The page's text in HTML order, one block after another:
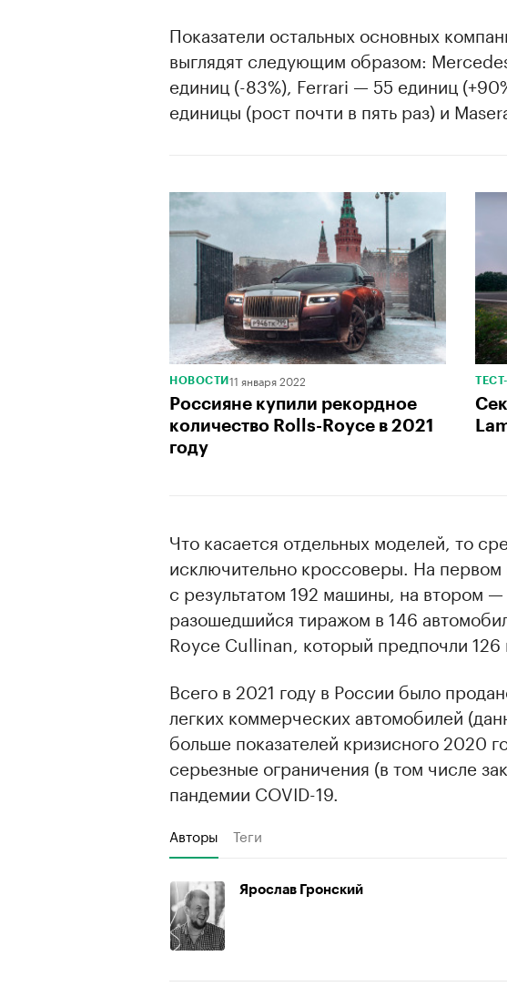
Показатели остальных основных
выглядят следующим образом:
единиц (-83%), Ferrari — 55 единиц
единицы (рост почти в пять раз) и
НОВОСТИ 11 января 2022
Россияне купили рекордное
количество Rolls-Royce в 2021
году
Что касается отдельных моделей, то
исключительно кроссоверы. На
с результатом 192 машины, на втором
разошедшийся тиражом в 146
Royce Cullinan, который предпочли 126
Всего в 2021 году в России было
легких коммерческих автомобилей
больше показателей кризисного 2020
серьезные ограничения (в том числе
пандемии COVID-19.
Авторы Теги
Ярослав Гронский